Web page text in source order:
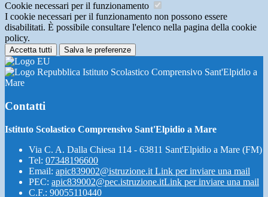
Cookie necessari per il funzionamento
I cookie necessari per il funzionamento non possono essere
disabilitati. È possibile consultare l'elenco nella pagina della cookie
policy.
Accetta tutti Salva le preferenze
Istituto Scolastico Comprensivo Sant'Elpidio a
Mare
Contatti
Istituto Scolastico Comprensivo Sant'Elpidio a Mare
Via C. A. Dalla Chiesa 114 - 63811 Sant'Elpidio a Mare (FM)
Tel: 07348196600
Email: apic839002@istruzione.it Link per inviare una mail
PEC: apic839002@pec.istruzione.itLink per inviare una mail
C.F.: 90055110440